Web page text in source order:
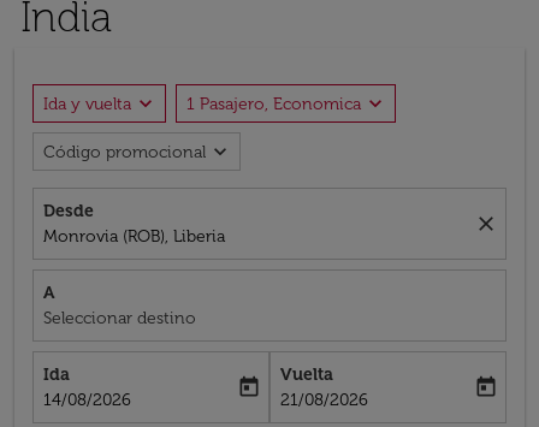
India
Ida y vuelta expand_more 1 Pasajero, Economica expand_more
Código promocional expand_more
Desde
Monrovia (ROB), Liberia
close
A
Seleccionar destino
Ida
fc-booking-departure-date-aria-label
14/08/2026
today
Vuelta
fc-booking-return-date-aria-label
21/08/2026
today